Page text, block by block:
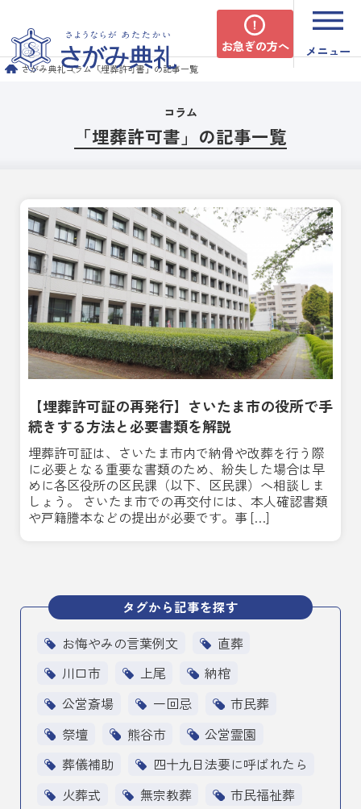
お急ぎの方へ メニュー
さがみ典礼コラム「埋葬許可書」の記事一覧
コラム
「埋葬許可書」の記事一覧
【埋葬許可証の再発行】さいたま市の役所で手
続きする方法と必要書類を解説
埋葬許可証は、さいたま市内で納骨や改葬を行う際
に必要となる重要な書類のため、紛失した場合は早
めに各区役所の区民課（以下、区民課）へ相談しま
しょう。 さいたま市での再交付には、本人確認書類
や戸籍謄本などの提出が必要です。事 […]
タグから記事を探す
お悔やみの言葉例文
直葬
川口市
上尾
納棺
公営斎場
一回忌
市民葬
祭壇
熊谷市
公営霊園
葬儀補助
四十九日法要に呼ばれたら
火葬式
無宗教葬
市民福祉葬